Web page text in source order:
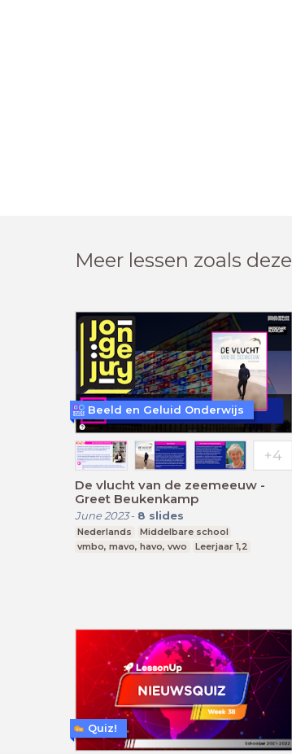
Meer lessen zoals deze
De vlucht van de zeemeeuw -
Greet Beukenkamp
June 2023- 8 slides
Nederlands
Middelbare school
vmbo, mavo, havo, vwo
Leerjaar 1,2
Beeld en Geluid Onderwijs
Quiz!